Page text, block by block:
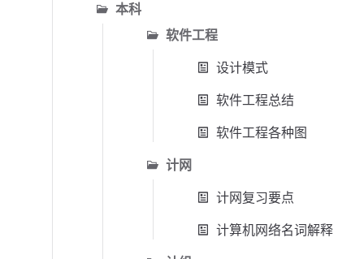
本科
软件工程
设计模式
软件工程总结
软件工程各种图
计网
计网复习要点
计算机网络名词解释